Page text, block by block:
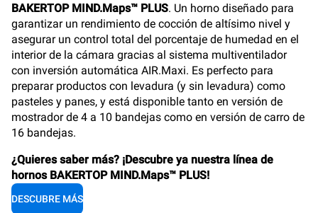
BAKERTOP MIND.Maps™ PLUS. Un horno diseñado para
garantizar un rendimiento de cocción de altísimo nivel y
asegurar un control total del porcentaje de humedad en el
interior de la cámara gracias al sistema multiventilador
con inversión automática AIR.Maxi. Es perfecto para
preparar productos con levadura (y sin levadura) como
pasteles y panes, y está disponible tanto en versión de
mostrador de 4 a 10 bandejas como en versión de carro de
16 bandejas.
¿Quieres saber más? ¡Descubre ya nuestra línea de
hornos BAKERTOP MIND.Maps™ PLUS!
DESCUBRE MÁS